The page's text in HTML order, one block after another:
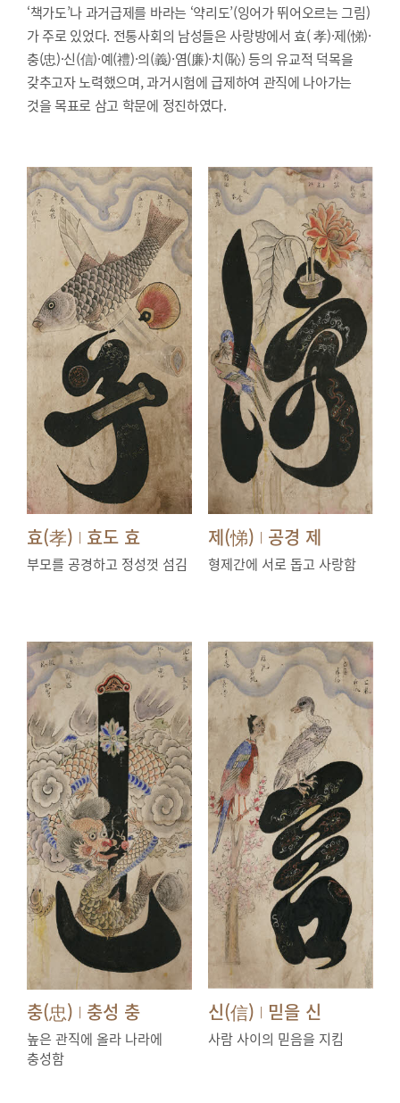
‘책가도’나 과거급제를 바라는 ‘약리도’(잉어가 뛰어오르는 그림)
가 주로 있었다. 전통사회의 남성들은 사랑방에서 효( 孝)·제(悌)·
충(忠)·신(信)·예(禮)·의(義)·염(廉)·치(恥) 등의 유교적 덕목을
갖추고자 노력했으며, 과거시험에 급제하여 관직에 나아가는
것을 목표로 삼고 학문에 정진하였다.
효(孝) | 효도 효
부모를 공경하고 정성껏 섬김
제(悌) | 공경 제
형제간에 서로 돕고 사랑함
충(忠) | 충성 충
높은 관직에 올라 나라에
충성함
신(信) | 믿을 신
사람 사이의 믿음을 지킴